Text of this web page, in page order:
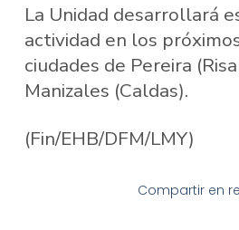
La Unidad desarrollará
actividad en los
ciudades de Pereira
Manizales (Caldas).
(Fin/EHB/DFM/LMY)
Compartir en